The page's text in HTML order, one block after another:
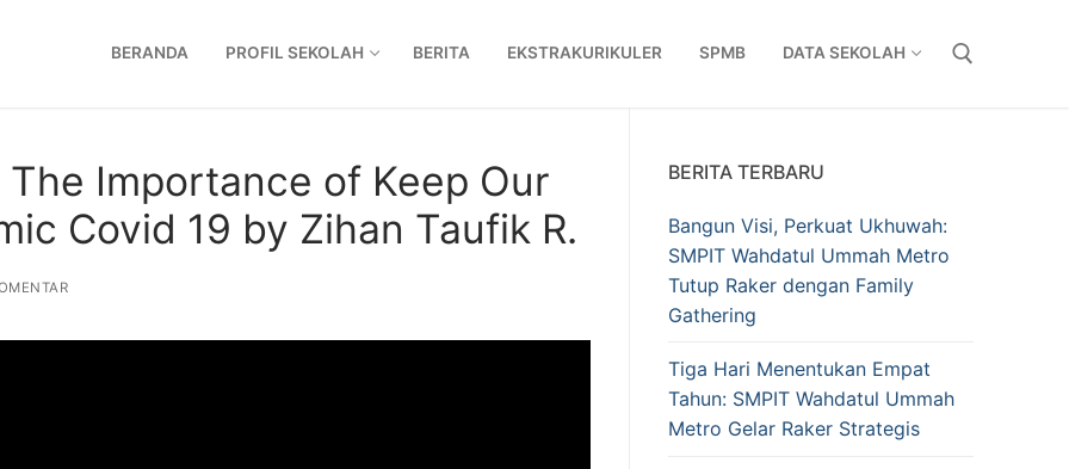
BERANDA PROFIL SEKOLAH BERITA EKSTRAKURIKULER SPMB DATA SEKOLAH
Importance of Keep Our
Covid 19 by Zihan Taufik R.
BERITA TERBARU
Bangun Visi, Perkuat Ukhuwah:
SMPIT Wahdatul Ummah Metro
Tutup Raker dengan Family
Gathering
Tiga Hari Menentukan Empat
Tahun: SMPIT Wahdatul Ummah
Metro Gelar Raker Strategis